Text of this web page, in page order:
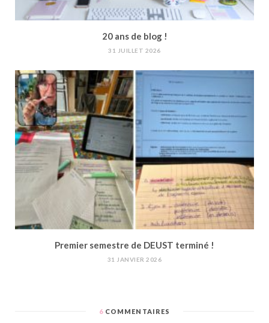
20 ans de blog !
31 JUILLET 2026
Premier semestre de DEUST terminé !
31 JANVIER 2026
6COMMENTAIRES